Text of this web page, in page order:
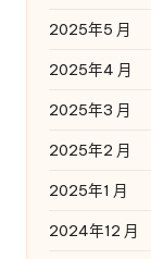
2025年5 月
2025年4 月
2025年3 月
2025年2 月
2025年1 月
2024年12 月